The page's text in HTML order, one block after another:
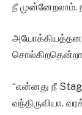
நீ முன்னேறலாம்.
“என்னது நீ
வந்திருவியா.